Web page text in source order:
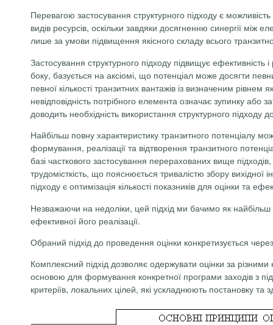
Перевагою застосування структурного підходу є
видів ресурсів, оскільки завдяки досягненню синергії
лише за умови підвищення якісного складу всього
Застосування структурного підходу підвищує ефективність
боку, базується на аксіомі, що потенціал може досягти
певної кількості транзитних вантажів із визначеним рівнем
невідповідність потрібного елемента означає зупинку або
доводить необхідність використання структурного
Найбільш повну характеристику транзитного потенціалу
формування, реалізації та відтворення транзитного
базі часткового застосування перерахованих вище
трудомісткість, що пояснюється тривалістю збору
підходу є оптимізація кількості показників для оцінки та
Незважаючи на недоліки, цей підхід ми бачимо як найбільш
ефективної його реалізації.
Обраний підхід до проведення оцінки конкретизується
Комплексний підхід дозволяє одержувати оцінки за
основою для формування конкретної програми заходів з
критеріїв, локальних цілей, які ускладнюють постановку